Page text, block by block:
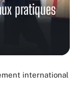
pratiques